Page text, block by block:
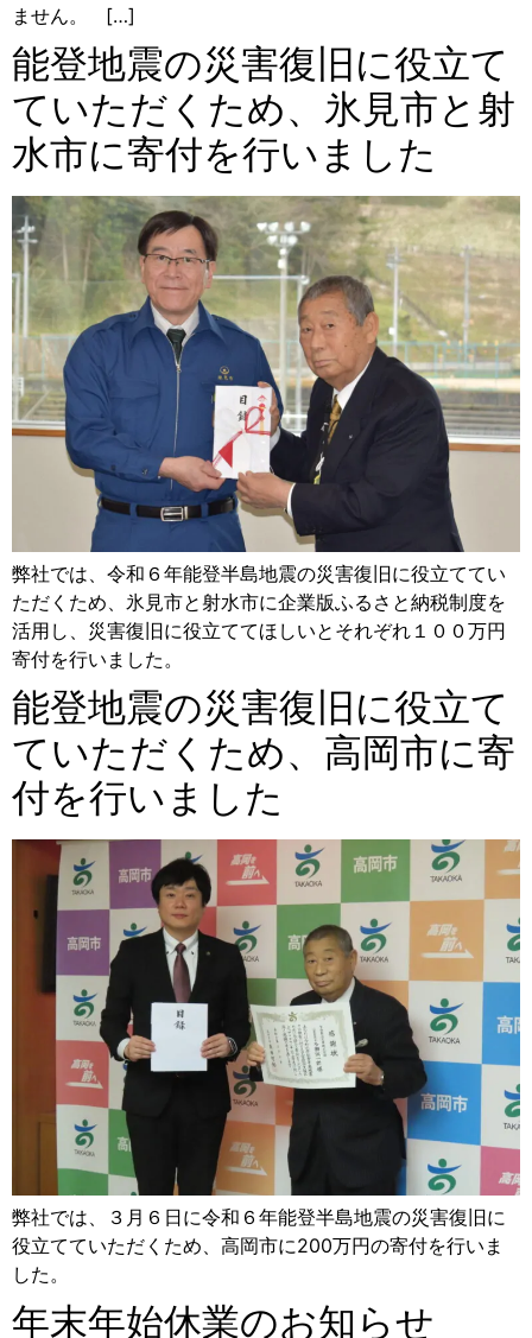
ません。 […]
能登地震の災害復旧に役立て
ていただくため、氷見市と射
水市に寄付を行いました
弊社では、令和６年能登半島地震の災害復旧に役立ててい
ただくため、氷見市と射水市に企業版ふるさと納税制度を
活用し、災害復旧に役立ててほしいとそれぞれ１００万円
寄付を行いました。
能登地震の災害復旧に役立て
ていただくため、高岡市に寄
付を行いました
弊社では、３月６日に令和６年能登半島地震の災害復旧に
役立てていただくため、高岡市に200万円の寄付を行いま
した。
年末年始休業のお知らせ